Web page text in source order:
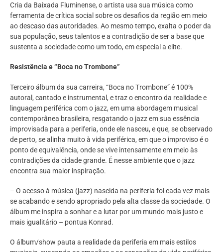
Cria da Baixada Fluminense, o artista usa sua música como
ferramenta de crítica social sobre os desafios da região em meio
ao descaso das autoridades. Ao mesmo tempo, exalta o poder da
sua população, seus talentos e a contradição de ser a base que
sustenta a sociedade como um todo, em especial a elite.
Resistência e “Boca no Trombone”
Terceiro álbum da sua carreira, “Boca no Trombone” é 100%
autoral, cantado e instrumental, e traz o encontro da realidade e
linguagem periférica com o jazz, em uma abordagem musical
contemporânea brasileira, resgatando o jazz em sua essência
improvisada para a periferia, onde ele nasceu, e que, se observado
de perto, se alinha muito à vida periférica, em que o improviso é o
ponto de equivalência, onde se vive intensamente em meio às
contradições da cidade grande. É nesse ambiente que o jazz
encontra sua maior inspiração.
– O acesso à música (jazz) nascida na periferia foi cada vez mais
se acabando e sendo apropriado pela alta classe da sociedade. O
álbum me inspira a sonhar e a lutar por um mundo mais justo e
mais igualitário – pontua Konrad.
O álbum/show pauta a realidade da periferia em mais estilos